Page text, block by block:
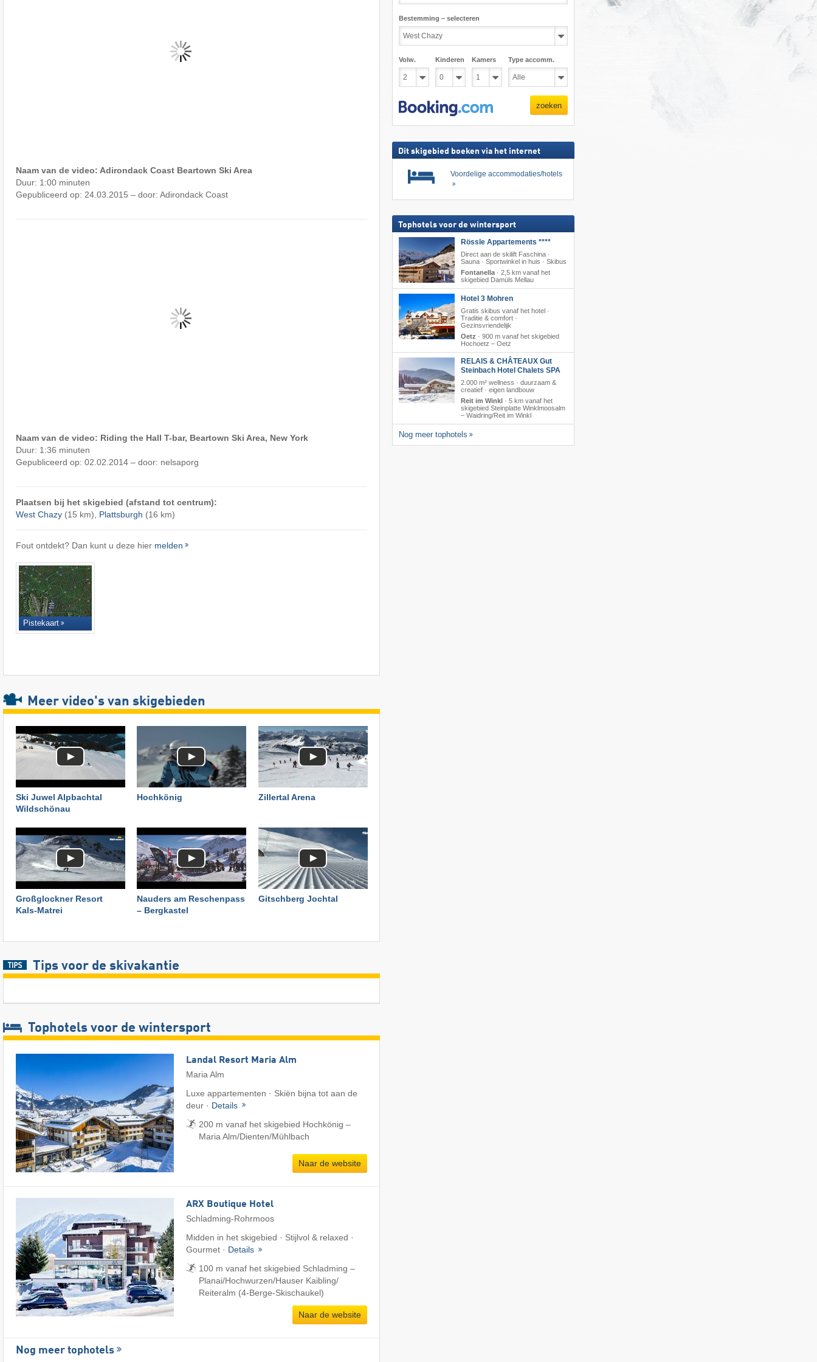
Naam van de video: Adirondack Coast Beartown Ski Area
Duur: 1:00 minuten
Gepubliceerd op: 24.03.2015 – door: Adirondack Coast
Naam van de video: Riding the Hall T-bar, Beartown Ski Area, New York
Duur: 1:36 minuten
Gepubliceerd op: 02.02.2014 – door: nelsaporg
Plaatsen bij het skigebied (afstand tot centrum):
West Chazy(15 km), Plattsburgh (16 km)
Fout ontdekt? Dan kunt u deze hier melden
Pistekaart
Meer video's van skigebieden
Ski Juwel Alpbachtal
Wildschönau
Hochkönig Zillertal Arena
Großglockner Resort
Kals-Matrei
Nauders am Reschenpass
– Bergkastel
Gitschberg Jochtal
Tips voor de skivakantie
Tophotels voor de wintersport
Landal Resort Maria Alm
Maria Alm
Luxe appartementen · Skiën bijna tot aan de
deur · Details
200 m vanaf het skigebied Hochkönig –
Maria Alm/​Dienten/​Mühlbach
Naar de website
ARX Boutique Hotel
Schladming-Rohrmoos
Midden in het skigebied · Stijlvol & relaxed ·
Gourmet · Details
100 m vanaf het skigebied Schladming –
Planai/​Hochwurzen/​Hauser Kaibling/​
Reiteralm (4-Berge-Skischaukel)
Naar de website
Nog meer tophotels
Bestemming – selecteren
Volw. Kinderen Kamers Type accomm.
zoeken
Dit skigebied boeken via het internet
Voordelige accommodaties/hotels
Tophotels voor de wintersport
Rössle Appartements ****
Direct aan de skilift Faschina ·
Sauna · Sportwinkel in huis · Skibus
Fontanella · 2,5 km vanaf het
skigebied Damüls Mellau
Hotel 3 Mohren
Gratis skibus vanaf het hotel ·
Traditie & comfort ·
Gezinsvriendelijk
Oetz · 900 m vanaf het skigebied
Hochoetz – Oetz
RELAIS & CHÂTEAUX Gut
Steinbach Hotel Chalets SPA
2.000 m² wellness · duurzaam &
creatief · eigen landbouw
Reit im Winkl · 5 km vanaf het
skigebied Steinplatte Winklmoosalm
– Waidring/​Reit im Winkl
Nog meer tophotels